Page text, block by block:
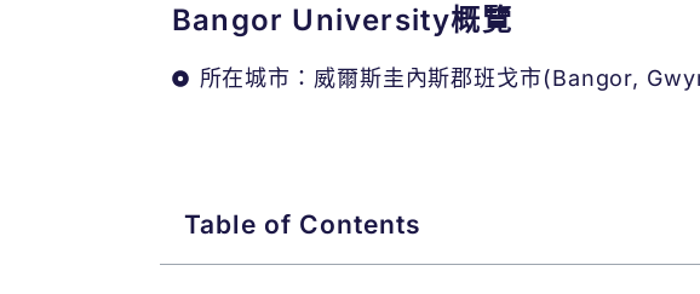
Bangor University概覽
所在城市：威爾斯圭內斯郡班戈市(Bangor,
Table of Contents